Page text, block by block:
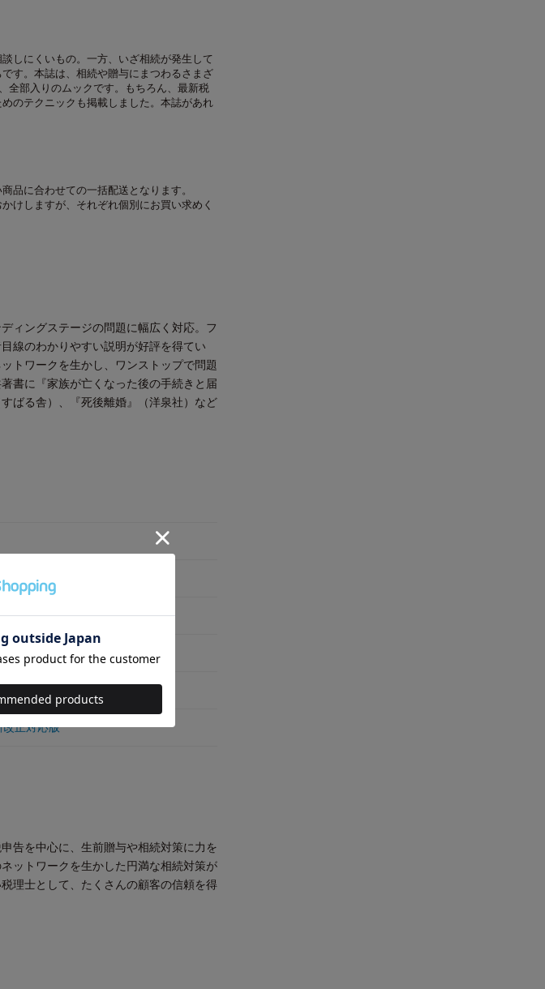
しにくいもの。一方、いざ相続が発生して
す。本誌は、相続や贈与にまつわるさまざ
全部入りのムックです。もちろん、最新税
のテクニックも掲載しました。本誌があれ
品に合わせての一括配送となります。
けしますが、それぞれ個別にお買い求めく
ィングステージの問題に幅広く対応。フ
線のわかりやすい説明が好評を得てい
トワークを生かし、ワンストップで問題
書に『家族が亡くなった後の手続きと届
ばる舎）、『死後離婚』（洋泉社）など
正対応版
告を中心に、生前贈与や相続対策に力を
ットワークを生かした円満な相続対策が
理士として、たくさんの顧客の信頼を得